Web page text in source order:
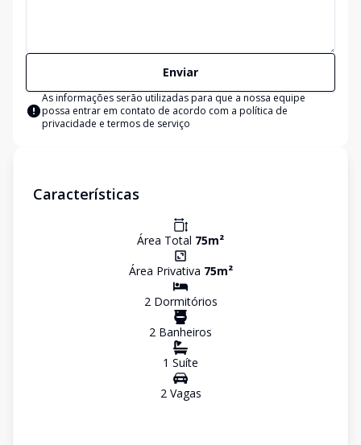
Enviar
As informações serão utilizadas para que a nossa equipe
possa entrar em contato de acordo com a política de
privacidade e termos de serviço
Características
Área Total 75m²
Área Privativa 75m²
2Dormitórios
2 Banheiros
1 Suíte
2Vagas